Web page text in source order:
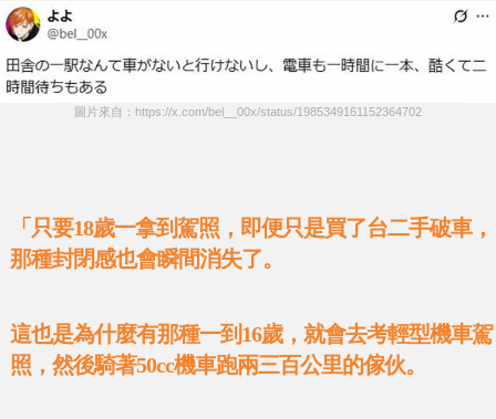
圖片來自：https://x.com/bel__00x/status/1985349161152364702
「只要18歲一拿到駕照，即便只是買了台二手破車，
那種封閉感也會瞬間消失了。
這也是為什麼有那種一到16歲，就會去考輕型機車駕
照，然後騎著50cc機車跑兩三百公里的傢伙。